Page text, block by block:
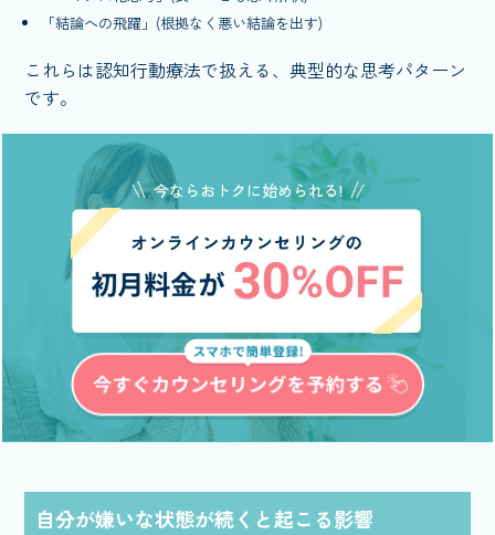
「結論への飛躍」(根拠なく悪い結論を出す)
これらは認知行動療法で扱える、典型的な思考パターン
です。
今ならおトクに始められる!
自分が嫌いな状態が続くと起こる影響